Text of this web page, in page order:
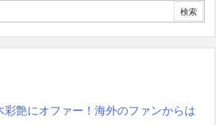
彩艶にオファー！海外のファンからは